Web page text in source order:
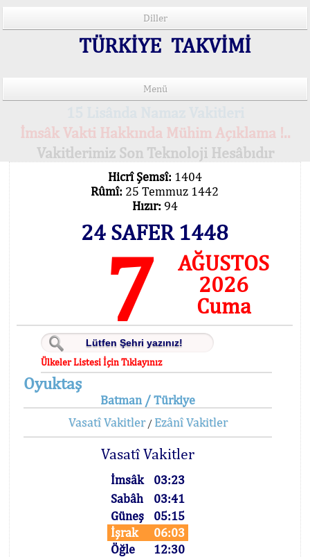
Diller
TÜRKİYE TAKVİMİ
Menü
İmsâk Vakti Hakkında Mühim Açıklama !..
Vakitlerimiz Son Teknoloji Hesâbıdır
Hicrî Şemsî: 1404
Rûmî: 25 Temmuz 1442
Hızır: 94
24 SAFER 1448
7
AĞUSTOS
2026
Cuma
Ülkeler Listesi İçin Tıklayınız
Oyuktaş
Batman / Türkiye
Vasatî Vakitler/ Ezânî Vakitler
Vasatî Vakitler
İmsâk
03:23
Sabâh
03:41
Güneş
05:15
İşrak
06:03
Öğle
12:30